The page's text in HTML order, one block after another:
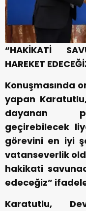
“HAKİKATİ
HAREKET
Konuşmasında
yapan
dayanan
geçirebilecek
görevini en iyi
vatanseverlik
hakikati
edeceğiz”
Karatutlu,